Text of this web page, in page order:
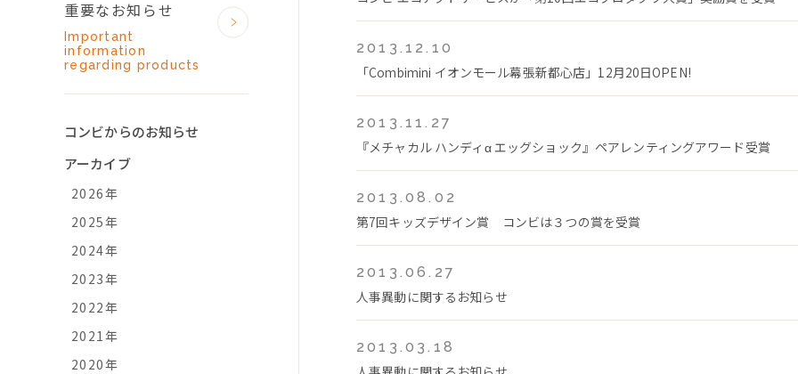
2013.12.10
「Combimini イオンモール幕張新都心店」12月20日OPEN!
2013.11.27
『メチャカル ハンディα エッグショック』ペアレンティングアワード受賞
2013.08.02
第7回キッズデザイン賞 コンビは３つの賞を受賞
2013.06.27
人事異動に関するお知らせ
2013.03.18
重要なお知らせ
Important
information
regarding products
コンビからのお知らせ
アーカイブ
2026年
2025年
2024年
2023年
2022年
2021年
2020年